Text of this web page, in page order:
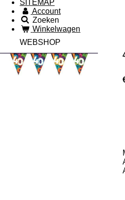
SITEMAP
Account
Zoeken
Winkelwagen
WEBSHOP